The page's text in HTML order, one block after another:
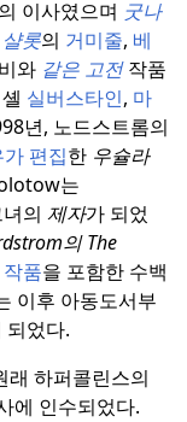
이사였으며 굿나
롯의 거미줄, 베
와 같은 고전작품
실버스타인, 마
년, 노드스트롬의
편집한 우슐라
는
의 제자가 되었
의 The
작품을 포함한 수백
이후 아동도서부
되었다.
래 하퍼콜린스의
에 인수되었다.